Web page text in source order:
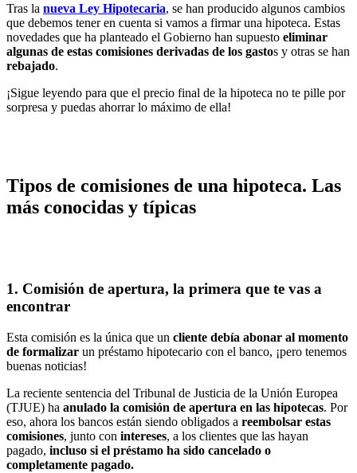
Tras la nueva Ley Hipotecaria, se han producido algunos cambios
que debemos tener en cuenta si vamos a firmar una hipoteca. Estas
novedades que ha planteado el Gobierno han supuesto eliminar
algunas de estas comisiones derivadas de los gastos y otras se han
rebajado.
¡Sigue leyendo para que el precio final de la hipoteca no te pille por
sorpresa y puedas ahorrar lo máximo de ella!
Tipos de comisiones de una hipoteca. Las
más conocidas y típicas
1. Comisión de apertura, la primera que te vas a
encontrar
Esta comisión es la única que un cliente debía abonar al momento
de formalizar un préstamo hipotecario con el banco, ¡pero tenemos
buenas noticias!
La reciente sentencia del Tribunal de Justicia de la Unión Europea
(TJUE) ha anulado la comisión de apertura en las hipotecas. Por
eso, ahora los bancos están siendo obligados a reembolsar estas
comisiones, junto con intereses, a los clientes que las hayan
pagado, incluso si el préstamo ha sido cancelado o
completamente pagado.